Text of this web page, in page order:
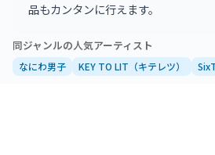
品もカンタンに行えます。
同ジャンルの人気アーティスト
なにわ男子 KEY TO LIT（キテレツ）